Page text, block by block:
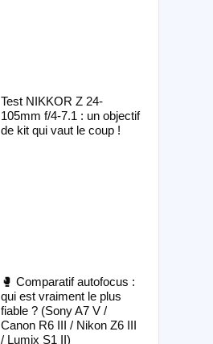
Test NIKKOR Z 24-
105mm f/4-7.1 : un objectif
de kit qui vaut le coup !
🥊 Comparatif autofocus :
qui est vraiment le plus
fiable ? (Sony A7 V /
Canon R6 III / Nikon Z6 III
/ Lumix S1 II)